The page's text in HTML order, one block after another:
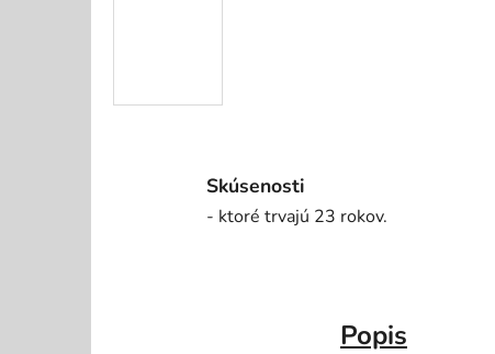
Skúsenosti
- ktoré trvajú 23 rokov.
Popis